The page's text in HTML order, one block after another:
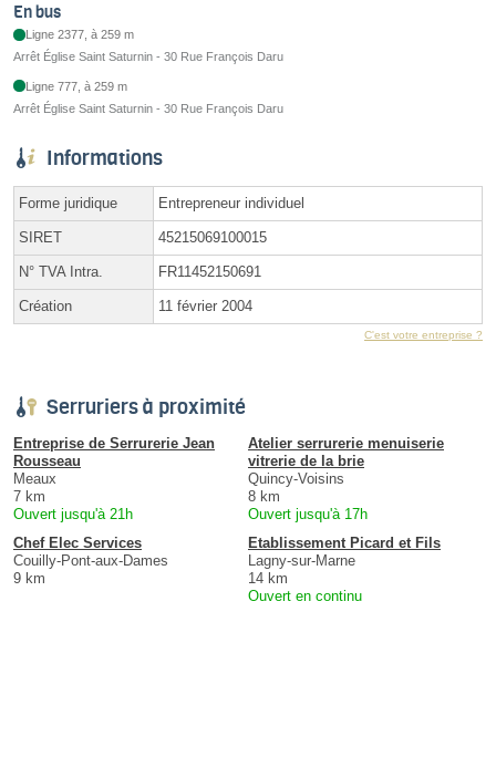
En bus
Ligne 2377, à 259 m
Arrêt Église Saint Saturnin - 30 Rue François Daru
Ligne 777, à 259 m
Arrêt Église Saint Saturnin - 30 Rue François Daru
Informations
Forme juridique Entrepreneur individuel
SIRET 45215069100015
N° TVA Intra. FR11452150691
Création 11 février 2004
C'est votre entreprise ?
Serruriers à proximité
Entreprise de Serrurerie Jean
Rousseau
Meaux
7 km
Ouvert jusqu'à 21h
Atelier serrurerie menuiserie
vitrerie de la brie
Quincy-Voisins
8 km
Ouvert jusqu'à 17h
Chef Elec Services
Couilly-Pont-aux-Dames
9 km
Etablissement Picard et Fils
Lagny-sur-Marne
14 km
Ouvert en continu